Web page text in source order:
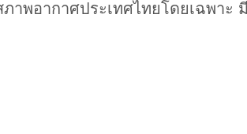
พอากาศประเทศไทยโดยเฉพาะ มี